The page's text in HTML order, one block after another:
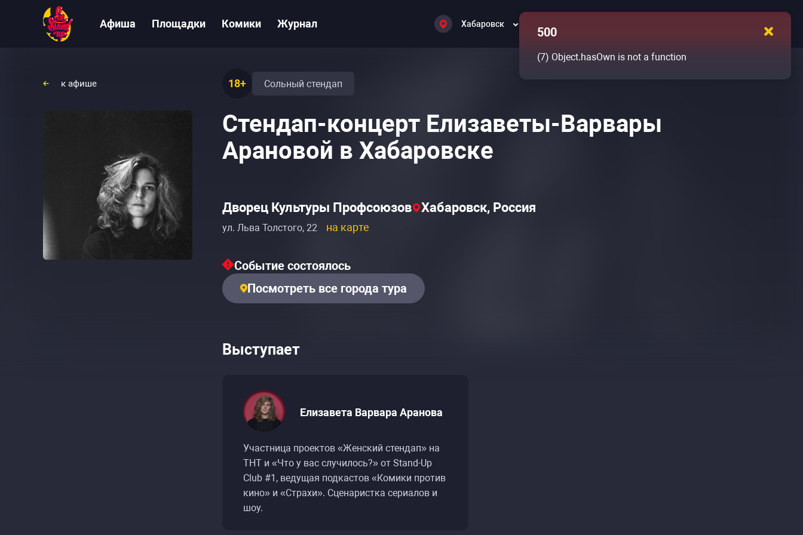
Афиша Площадки Комики Журнал Хабаровск
к афише 18+ Сольный стендап
Стендап-концерт Елизаветы-Варвары
Арановой в Хабаровске
Дворец Культуры Профсоюзов Хабаровск, Россия
ул. Льва Толстого, 22 на карте
Событие состоялось
Посмотреть все города тура
Выступает
Елизавета Варвара Аранова
Участница проектов «Женский стендап» на
ТНТ и «Что у вас случилось?» от Stand-Up
Club #1, ведущая подкастов «Комики против
кино» и «Страхи». Сценаристка сериалов и
шоу.
500
(7) Object.hasOwn is not a function